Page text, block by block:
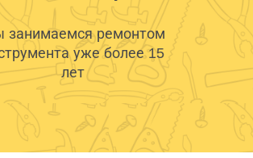
ремонтом
уже более 15
лет